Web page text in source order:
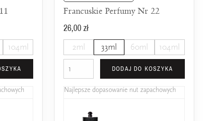
104ml
Francuskie Perfumy Nr 22
26,00 zł
2ml 33ml 60ml 104ml
DODAJ DO KOSZYKA
Najlepsze dopasowanie nut zapachowych